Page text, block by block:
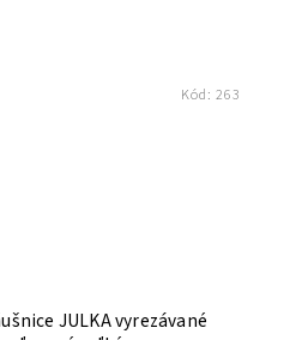
JULKA vyrezávané
Kód: 263